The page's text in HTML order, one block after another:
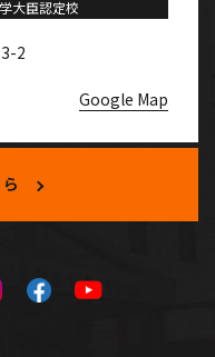
大臣認定校
2
Google Map
InstagramFacebook